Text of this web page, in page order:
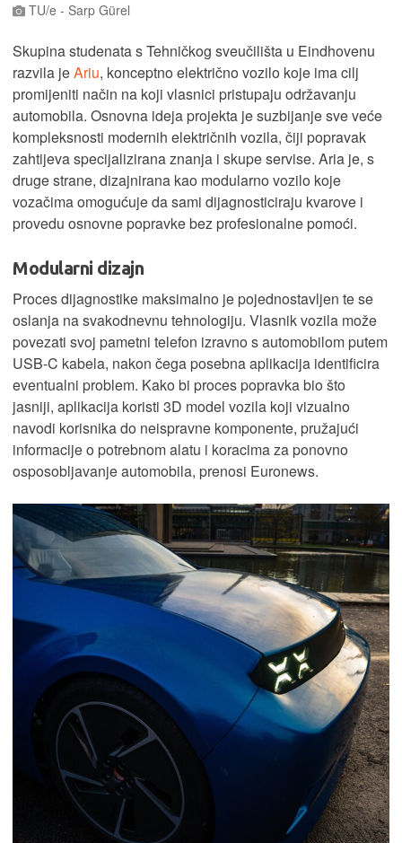
TU/e - Sarp Gürel
Skupina studenata s Tehničkog sveučilišta u Eindhovenu
razvila jeAriu, konceptno električno vozilo koje ima cilj
promijeniti način na koji vlasnici pristupaju održavanju
automobila. Osnovna ideja projekta je suzbijanje sve veće
kompleksnosti modernih električnih vozila, čiji popravak
zahtijeva specijalizirana znanja i skupe servise. Aria je, s
druge strane, dizajnirana kao modularno vozilo koje
vozačima omogućuje da sami dijagnosticiraju kvarove i
provedu osnovne popravke bez profesionalne pomoći.
Modularni dizajn
Proces dijagnostike maksimalno je pojednostavljen te se
oslanja na svakodnevnu tehnologiju. Vlasnik vozila može
povezati svoj pametni telefon izravno s automobilom putem
USB-C kabela, nakon čega posebna aplikacija identificira
eventualni problem. Kako bi proces popravka bio što
jasniji, aplikacija koristi 3D model vozila koji vizualno
navodi korisnika do neispravne komponente, pružajući
informacije o potrebnom alatu i koracima za ponovno
osposobljavanje automobila, prenosi Euronews.